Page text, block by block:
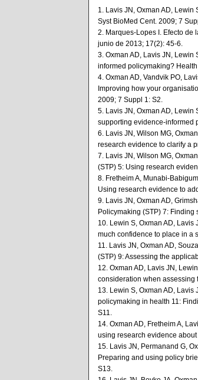
1. Lavis JN, Oxman AD,
Syst BioMed Cent. 2009; 7
2. Marques-Lopes I. Efecto de
junio de 2013; 17(2): 45-6.
3. Oxman AD, Lavis JN, Lewin
informed policymaking?
4. Oxman AD, Vandvik PO,
Improving how your
2009; 7 Suppl 1: S2.
5. Lavis JN, Oxman AD, Lewin
supporting evidence-informed
6. Lavis JN, Wilson MG,
research evidence to clarify a
7. Lavis JN, Wilson MG,
(STP) 5: Using research
8. Fretheim A, Munabi-
Using research evidence to
9. Lavis JN, Oxman AD,
Policymaking (STP) 7:
10. Lewin S, Oxman AD,
much confidence to place in a
11. Lavis JN, Oxman AD,
(STP) 9: Assessing the
12. Oxman AD, Lavis JN,
consideration when assessing
13. Lewin S, Oxman AD, Lavis
policymaking in health 11:
S11.
14. Oxman AD, Fretheim A,
using research evidence
15. Lavis JN, Permanand G,
Preparing and using policy
S13.